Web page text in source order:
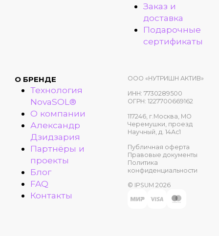
Заказ и
доставка
Подарочные
сертификаты
О БРЕНДЕ
Технология
NovaSOL®
О компании
Александр
Дзидзария
Партнёры и
проекты
Блог
FAQ
Контакты
ООО «НУТРИШН АКТИВ»
ИНН: 7730289500
ОГРН: 1227700669162
117246, г.Москва, МО
Черемушки, проезд
Научный, д. 14Ас1
Публичная оферта
Правовые документы
Политика
конфиденциальности
© IPSUM 2026